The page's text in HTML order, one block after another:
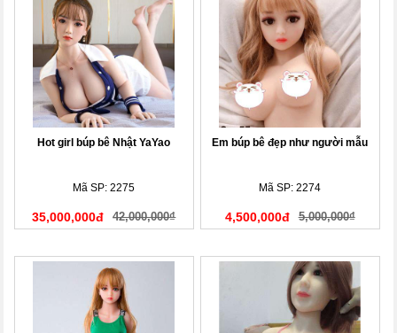
Hot girl búp bê Nhật YaYao
Mã SP: 2275
35,000,000đ 42,000,000₫
Em búp bê đẹp như người mẫu
Mã SP: 2274
4,500,000đ 5,000,000₫